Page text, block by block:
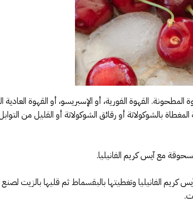
القهوة الفورية، أو الإسبريسو، أو القهوة
بالشوكولاتة أو رقائق الشوكولاتة أو القليل من
مع آيس كريم الفانيليا.
الفانيليا وتغطيتها بالبقسماط ثم قليها بالزيت